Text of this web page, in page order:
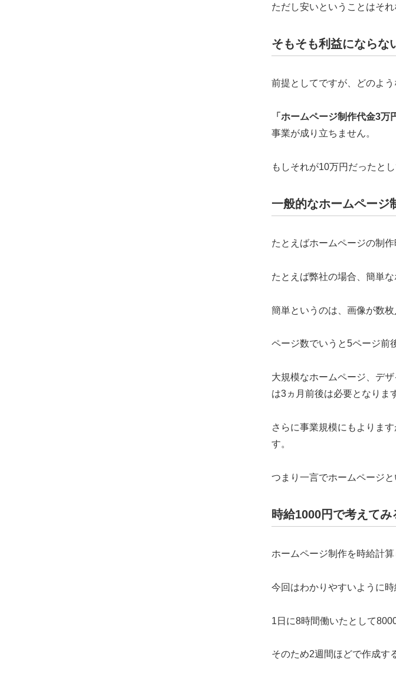
ただし安いということはそれ
そもそも利益になら
前提としてですが、どのよ
「ホームページ制作代金3万
事業が成り立ちません。
もしそれが10万円だったと
一般的なホームページ
たとえばホームページの制作
たとえば弊社の場合、簡単
簡単というのは、画像が数
ページ数でいうと5ページ前
大規模なホームページ、デ
は3ヵ月前後は必要となりま
さらに事業規模にもよりま
す。
つまり一言でホームページ
時給1000円で考えて
ホームページ制作を時給計算
今回はわかりやすいように時
1日に8時間働いたとして
そのため2週間ほどで作成す